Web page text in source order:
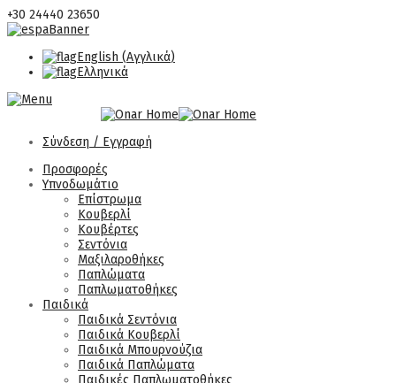
+30 24440 23650
English (Αγγλικά)
Ελληνικά
Σύνδεση / Εγγραφή
Προσφορές
Υπνοδωμάτιο
Επίστρωμα
Κουβερλί
Κουβέρτες
Σεντόνια
Μαξιλαροθήκες
Παπλώματα
Παπλωματοθήκες
Παιδικά
Παιδικά Σεντόνια
Παιδικά Κουβερλί
Παιδικά Μπουρνούζια
Παιδικά Παπλώματα
Παιδικές Παπλωματοθήκες